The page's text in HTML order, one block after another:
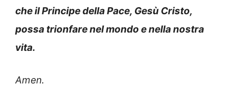
che il Principe della Pace, Gesù Cristo,
possa trionfare nel mondo e nella nostra
vita.
Amen.